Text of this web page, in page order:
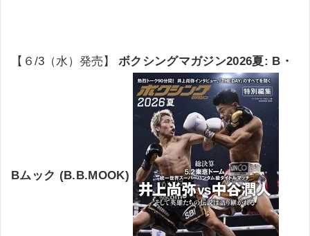
【６/3（水）発売】 ボクシングマガジン2026夏: B・
Bムック (B.B.MOOK)